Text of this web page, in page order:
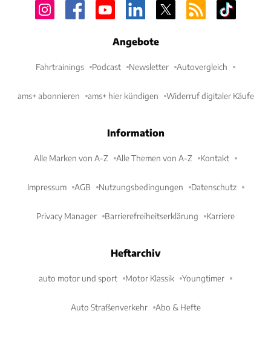
Angebote
Fahrtrainings Podcast Newsletter Autovergleich
ams+ abonnieren ams+ hier kündigen Widerruf digitaler Käufe
Information
Alle Marken von A-Z Alle Themen von A-Z Kontakt
Impressum AGB Nutzungsbedingungen Datenschutz
Privacy Manager Barrierefreiheitserklärung Karriere
Heftarchiv
auto motor und sport Motor Klassik Youngtimer
Auto Straßenverkehr Abo & Hefte